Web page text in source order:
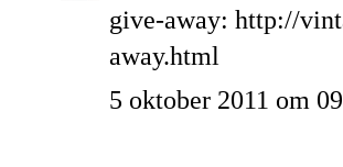
give-away: http://
away.html
5 oktober 2011 om